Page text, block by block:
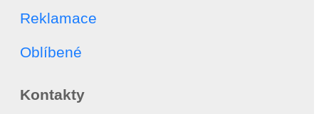
Reklamace
Oblíbené
Kontakty